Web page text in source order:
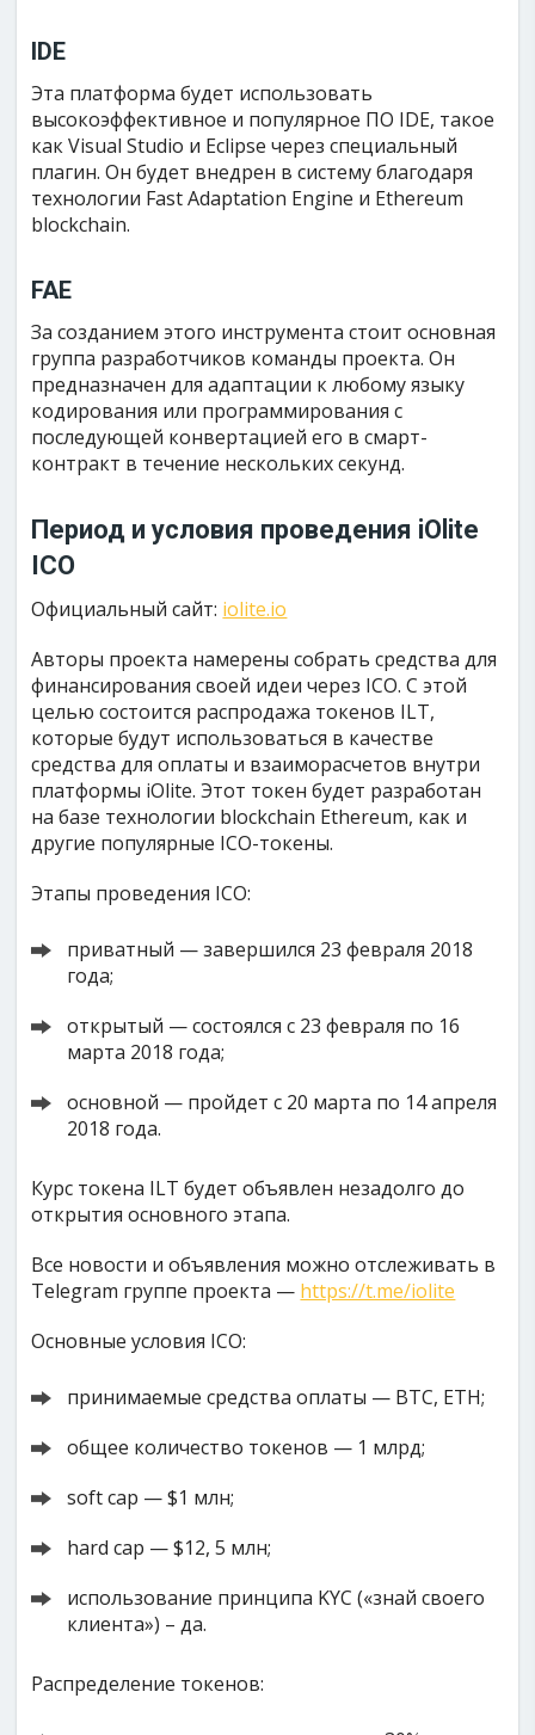
IDE
Эта платформа будет использовать
высокоэффективное и популярное ПО IDE, такое
как Visual Studio и Eclipse через специальный
плагин. Он будет внедрен в систему благодаря
технологии Fast Adaptation Engine и Ethereum
blockchain.
FAE
За созданием этого инструмента стоит основная
группа разработчиков команды проекта. Он
предназначен для адаптации к любому языку
кодирования или программирования с
последующей конвертацией его в смарт-
контракт в течение нескольких секунд.
Период и условия проведения iOlite
ICO
Официальный сайт: iolite.io
Авторы проекта намерены собрать средства для
финансирования своей идеи через ICO. С этой
целью состоится распродажа токенов ILT,
которые будут использоваться в качестве
средства для оплаты и взаиморасчетов внутри
платформы iOlite. Этот токен будет разработан
на базе технологии blockchain Ethereum, как и
другие популярные ICO-токены.
Этапы проведения ICO:
приватный — завершился 23 февраля 2018
года;
открытый — состоялся с 23 февраля по 16
марта 2018 года;
основной — пройдет с 20 марта по 14 апреля
2018 года.
Курс токена ILT будет объявлен незадолго до
открытия основного этапа.
Все новости и объявления можно отслеживать в
Telegram группе проекта — https://t.me/iolite
Основные условия ICO:
принимаемые средства оплаты — BTC, ETH;
общее количество токенов — 1 млрд;
soft cap — $1 млн;
hard cap — $12, 5 млн;
использование принципа KYC («знай своего
клиента») – да.
Распределение токенов: